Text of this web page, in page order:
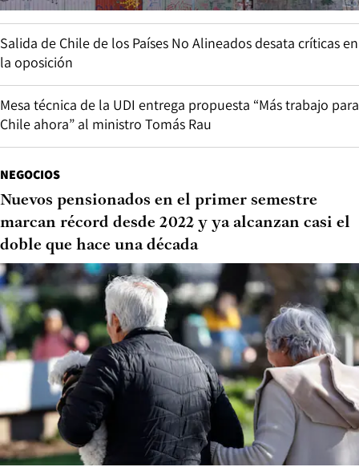
Salida de Chile de los Países No Alineados desata críticas en
la oposición
Mesa técnica de la UDI entrega propuesta “Más trabajo para
Chile ahora” al ministro Tomás Rau
NEGOCIOS
Nuevos pensionados en el primer semestre
marcan récord desde 2022 y ya alcanzan casi el
doble que hace una década